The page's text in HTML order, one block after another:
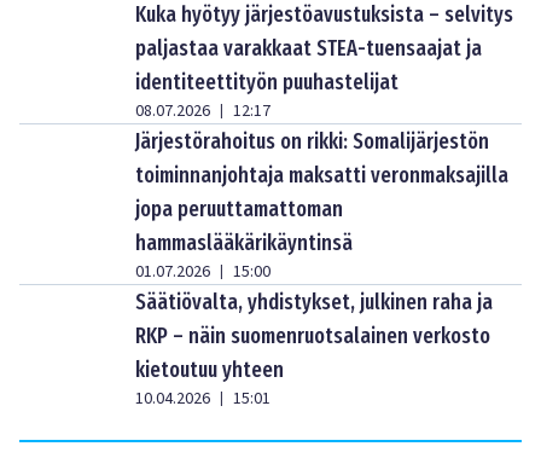
Kuka hyötyy järjestöavustuksista – selvitys
paljastaa varakkaat STEA-tuensaajat ja
identiteettityön puuhastelijat
08.07.2026 | 12:17
Järjestörahoitus on rikki: Somalijärjestön
toiminnanjohtaja maksatti veronmaksajilla
jopa peruuttamattoman
hammaslääkärikäyntinsä
01.07.2026 | 15:00
Säätiövalta, yhdistykset, julkinen raha ja
RKP – näin suomenruotsalainen verkosto
kietoutuu yhteen
10.04.2026 | 15:01